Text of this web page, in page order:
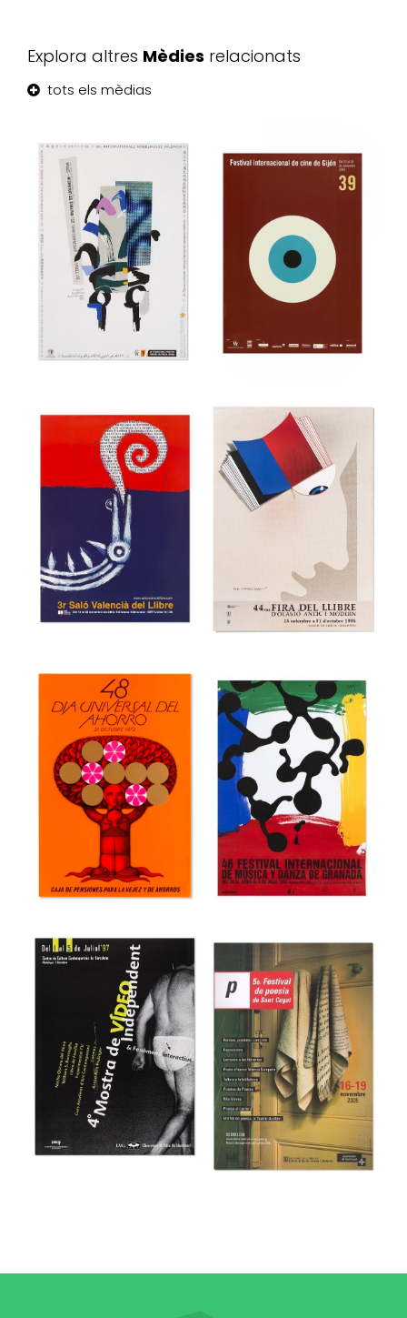
Explora altres Mèdies relacionats
tots els mèdias
36a Feria
Internacional del
Mueble de
Valencia
Museu del Disseny de Barcelona
39 Festival
internacional de
cine de Gijón
Museu del Disseny de Barcelona
3r Saló Valencià
del Llibre
Museu del Disseny de Barcelona
44 Fira del Llibre
d’ocasió antic i
modern
Museu del Disseny de Barcelona
48 Día Universal
del Ahorro
Museu del Disseny de Barcelona
46e Festival
Internacional de
Música y Danza
de Granada
Museu del Disseny de Barcelona